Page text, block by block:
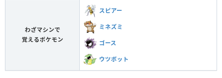
わざマシンで
覚えるポケモン
スピアー
ミネズミ
ゴース
ウツボット